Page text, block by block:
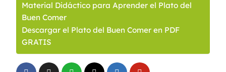
Material Didáctico para Aprender el Plato del
Buen Comer
Descargar el Plato del Buen Comer en PDF
GRATIS